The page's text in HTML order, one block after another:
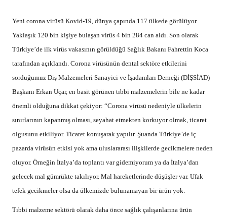
Yeni corona virüsü Kovid-19, dünya çapında 117 ülkede görülüyor.
Yaklaşık 120 bin kişiye bulaşan virüs 4 bin 284 can aldı. Son olarak
Türkiye’de ilk virüs vakasının görüldüğü Sağlık Bakanı Fahrettin Koca
tarafından açıklandı. Corona virüsünün dental sektöre etkilerini
sorduğumuz Diş Malzemeleri Sanayici ve İşadamları Derneği (DİŞSİAD)
Başkanı Erkan Uçar, en basit görünen tıbbi malzemelerin bile ne kadar
önemli olduğuna dikkat çekiyor: “Corona virüsü nedeniyle ülkelerin
sınırlarının kapanmış olması, seyahat etmekten korkuyor olmak, ticaret
olgusunu etkiliyor. Ticaret konuşarak yapılır. Şuanda Türkiye’de iç
pazarda virüsün etkisi yok ama uluslararası ilişkilerde gecikmelere neden
oluyor. Örneğin İtalya’da toplantı var gidemiyorum ya da İtalya’dan
gelecek mal gümrükte takılıyor. Mal hareketlerinde düşüşler var. Ufak
tefek gecikmeler olsa da ülkemizde bulunamayan bir ürün yok.
Tıbbi malzeme sektörü olarak daha önce sağlık çalışanlarına ürün